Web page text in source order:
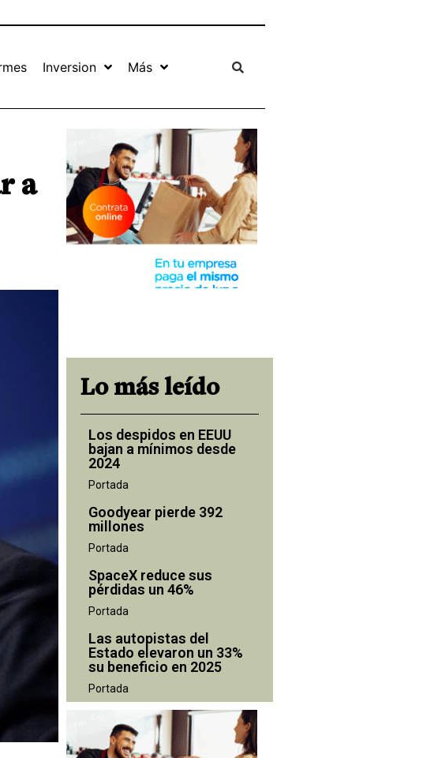
Inversion Más
a
Lo más leído
Los despidos en EEUU
bajan a mínimos desde
2024
Portada
Goodyear pierde 392
millones
Portada
SpaceX reduce sus
pérdidas un 46%
Portada
Las autopistas del
Estado elevaron un 33%
su beneficio en 2025
Portada